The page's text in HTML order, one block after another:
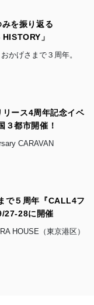
を振り返る
」
かげさまで３周年。
ース4周年記念イベ
３都市開催！
CARAVAN
で５周年『CALL4フ
27-28に開催
HOUSE（東京港区）